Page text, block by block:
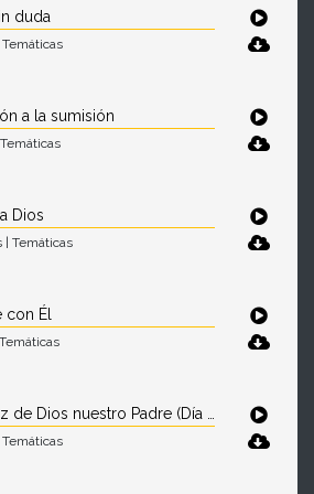
duda
a la sumisión
Dios
Temáticas
con Él